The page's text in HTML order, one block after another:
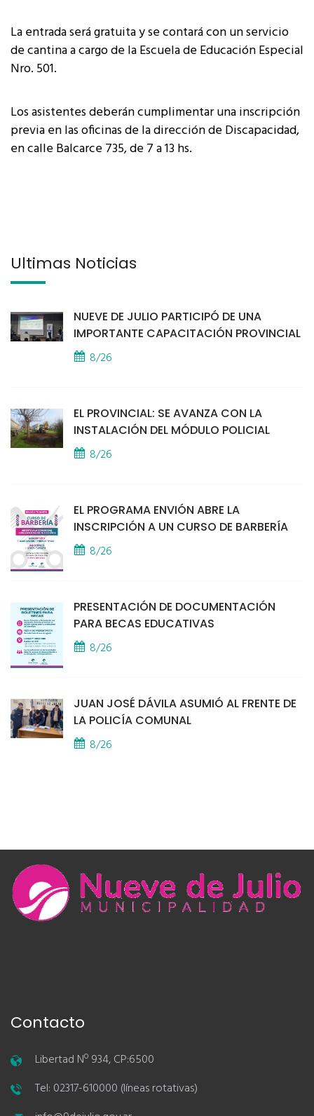
La entrada será gratuita y se contará con un servicio
de cantina a cargo de la Escuela de Educación Especial
Nro. 501.
Los asistentes deberán cumplimentar una inscripción
previa en las oficinas de la dirección de Discapacidad,
en calle Balcarce 735, de 7 a 13 hs.
Últimas Noticias
NUEVE DE JULIO PARTICIPÓ DE UNA
IMPORTANTE CAPACITACIÓN PROVINCIAL
8/26
EL PROVINCIAL: SE AVANZA CON LA
INSTALACIÓN DEL MÓDULO POLICIAL
8/26
EL PROGRAMA ENVIÓN ABRE LA
INSCRIPCIÓN A UN CURSO DE BARBERÍA
8/26
PRESENTACIÓN DE DOCUMENTACIÓN
PARA BECAS EDUCATIVAS
8/26
JUAN JOSÉ DÁVILA ASUMIÓ AL FRENTE DE
LA POLICÍA COMUNAL
8/26
Contacto
Libertad Nº 934, CP:6500
Tel: 02317-610000 (líneas rotativas)